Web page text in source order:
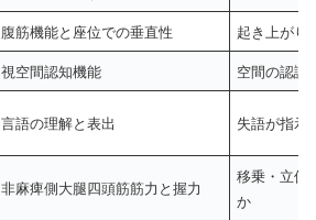
腹筋機能と座位での垂直性 起き上がり
視空間認知機能 空間の認識
言語の理解と表出 失語が指示
非麻痺側大腿四頭筋筋力と握力
移乗・立位
か